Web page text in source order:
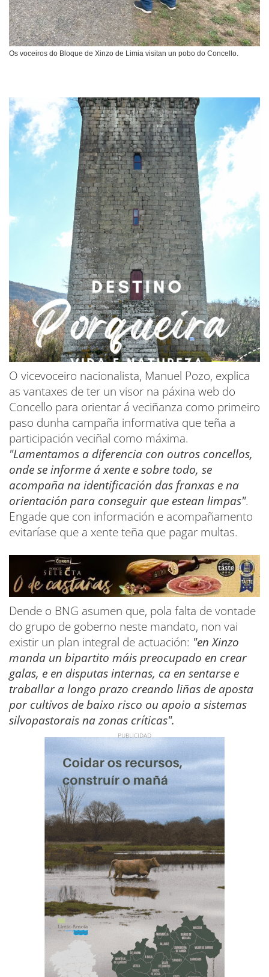
Os voceiros do Bloque de Xinzo de Limia visitan un pobo do Concello.
O vicevoceiro nacionalista, Manuel Pozo, explica
as vantaxes de ter un visor na páxina web do
Concello para orientar á veciñanza como primeiro
paso dunha campaña informativa que teña a
participación veciñal como máxima.
"Lamentamos a diferencia con outros concellos,
onde se informe á xente e sobre todo, se
acompaña na identificación das franxas e na
orientación para conseguir que estean limpas".
Engade que con información e acompañamento
evitaríase que a xente teña que pagar multas.
Dende o BNG asumen que, pola falta de vontade
do grupo de goberno neste mandato, non vai
existir un plan integral de actuación: "en Xinzo
manda un bipartito máis preocupado en crear
galas, e en disputas internas, ca en sentarse e
traballar a longo prazo creando liñas de aposta
por cultivos de baixo risco ou apoio a sistemas
silvopastorais na zonas críticas".